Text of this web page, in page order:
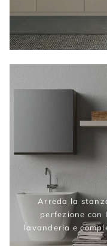
Arreda la
perfezione con
lavanderia e